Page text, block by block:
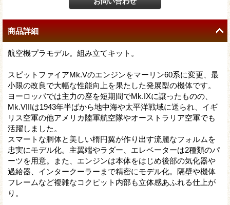
商品詳細
航空機プラモデル。組み立てキット。
スピットファイアMk.Vのエンジンをマーリン60系に変更、最
小限の改良で大幅な性能向上を果たした発展型の機体です。
ヨーロッパでは主力の座を短期間でMk.IXに譲ったものの、
Mk.VIIIは1943年半ばから地中海や太平洋戦域に送られ、イギ
リス空軍の他アメリカ陸軍航空隊やオーストラリア空軍でも
活躍しました。
スマートな胴体と美しい楕円翼が作り出す流麗なフォルムを
忠実にモデル化。主翼端やラダー、エレベーターは2種類のパ
ーツを用意。また、エンジンは本体をはじめ後部の気化器や
過給器、インタークーラーまで精密にモデル化。隔壁や機体
フレームなど複雑なコクピット内部も立体感あふれる仕上が
り。